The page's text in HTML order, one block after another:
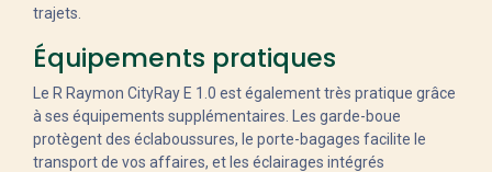
trajets.
Équipements pratiques
Le R Raymon CityRay E 1.0 est également très pratique grâce
à ses équipements supplémentaires. Les garde-boue
protègent des éclaboussures, le porte-bagages facilite le
transport de vos affaires, et les éclairages intégrés